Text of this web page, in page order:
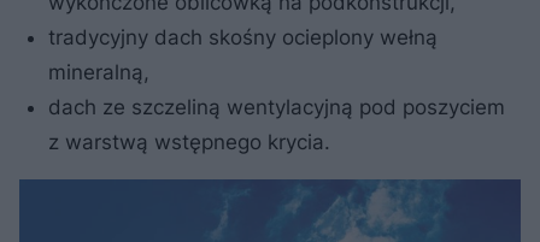
tradycyjny dach skośny ocieplony wełną
mineralną,
dach ze szczeliną wentylacyjną pod poszyciem
z warstwą wstępnego krycia.